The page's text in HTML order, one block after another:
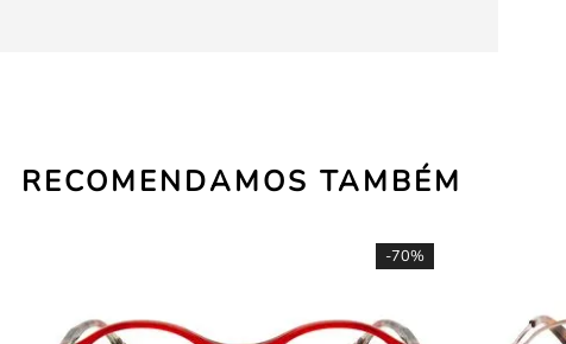
RECOMENDAMOS TAMBÉM
-70%